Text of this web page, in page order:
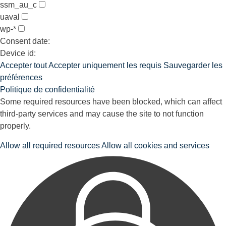
ssm_au_c
uaval
wp-*
Consent date:
Device id:
Accepter toutAccepter uniquement les requis Sauvegarder les
préférences
Politique de confidentialité
Some required resources have been blocked, which can affect
third-party services and may cause the site to not function
properly.
Allow all required resourcesAllow all cookies and services